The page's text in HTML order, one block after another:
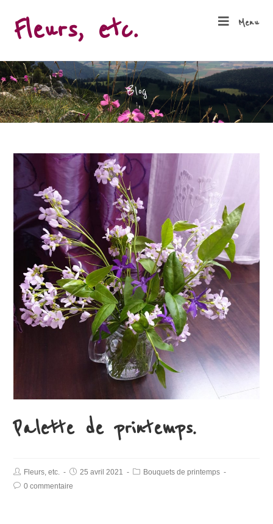
Fleurs, etc. Menu
Blog
Palette de printemps.
Fleurs, etc. 25 avril 2021
Bouquets de printemps
0 commentaire